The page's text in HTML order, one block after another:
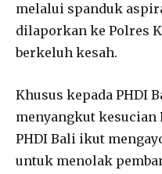
melalui spanduk
dilaporkan ke Polres
berkeluh kesah.
Khusus kepada PHDI
menyangkut kesucian
PHDI Bali ikut
untuk menolak